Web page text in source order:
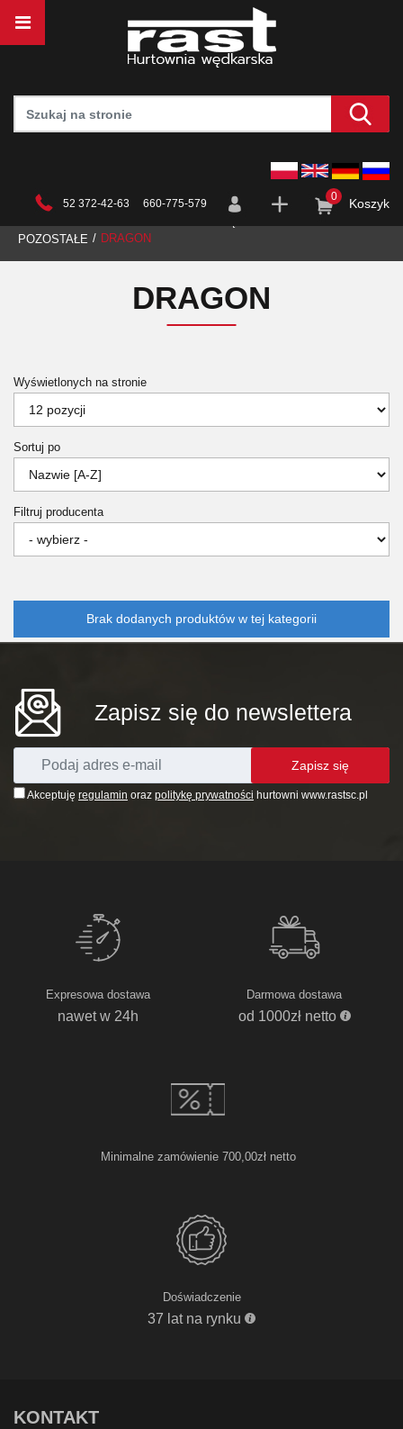
52 372-42-63 660-775-579
0 Koszyk
POZOSTAŁE
DRAGON
DRAGON
Wyświetlonych na stronie
Sortuj po
Filtruj producenta
Brak dodanych produktów w tej kategorii
Zapisz się do newslettera
Akceptuję regulamin oraz politykę prywatności hurtowni www.rastsc.pl
Zapisz się
Expresowa dostawa
nawet w 24h
Darmowa dostawa
od 1000zł netto
Minimalne zamówienie 700,00zł netto
Doświadczenie
37 lat na rynku
KONTAKT